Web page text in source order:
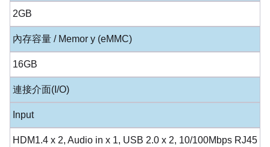
2GB
內存容量 / Memor y (eMMC)
16GB
連接介面(I/O)
Input
HDM1.4 x 2, Audio in x 1, USB 2.0 x 2, 10/100Mbps RJ45